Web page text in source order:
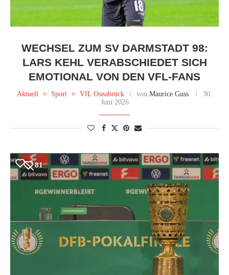
WECHSEL ZUM SV DARMSTADT 98:
LARS KEHL VERABSCHIEDET SICH
EMOTIONAL VON DEN VFL-FANS
Aktuell Sport VfL Osnabrück von Maurice Guss
30.
Juni 2026
81